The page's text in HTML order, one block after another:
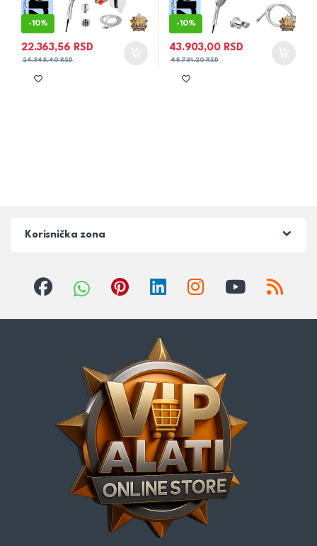
-10%
22.363,56 RSD
24.848,40RSD
-10%
43.903,00 RSD
48.781,20RSD
Korisnička zona